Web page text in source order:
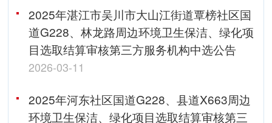
2025年湛江市吴川市大山江街道覃榜社区国
道G228、林龙路周边环境卫生保洁、绿化项
目选取结算审核第三方服务机构中选公告
2026-03-11
2025年河东社区国道G228、县道X663周边
环境卫生保洁、绿化项目选取结算审核第三